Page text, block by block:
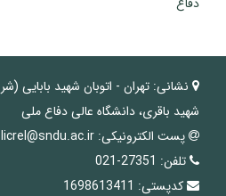
نشانی: تهران - اتوبان شهید بابایی
شهید باقری، دانشگاه عالی دفاع ملی
پست الکترونیکی:
تلفن: 27351-021
کدپستی: 1698613411